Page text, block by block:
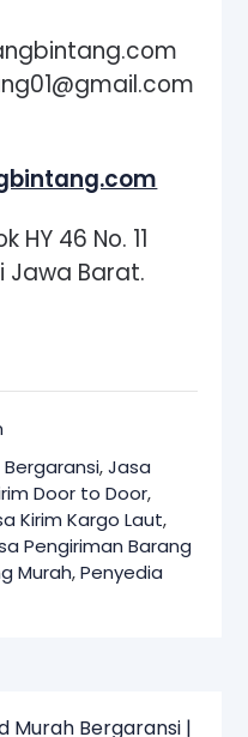
HY 46 No. 11
Jawa Barat.
Bergaransi,Jasa
Door to Door,
Kirim Kargo Laut,
Pengiriman Barang
Murah,Penyedia
Murah Bergaransi |